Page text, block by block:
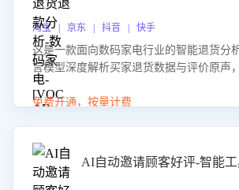
淘宝 | 京东 | 抖音 | 快手
这是一款面向数码家电行业的智能退货分
言模型深度解析买家退货数据与评价原声
量、描述不符、物流破损等核心退货原因
改进建议，通过挖掘用户痛点驱动产品迭
免费开通，按量计费
AI自动邀请顾客好评-智能